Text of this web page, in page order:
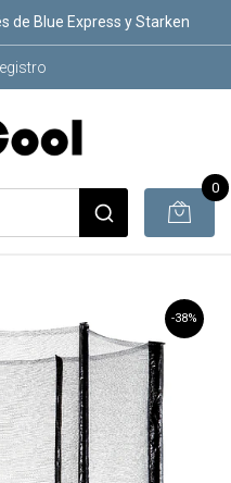
de Blue Express y Starken
0
-38%